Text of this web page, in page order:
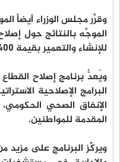
وقرَّر مجلس الوزراء أيضاً
الموجَّه بالنتائج حول
للإنشاء والتعمير بقيمة 400 مليون دولار.
ويُعدُّ برنامج إصلاح
البرامج الإصلاحية
الإنفاق الصحي
المقدمة للمواطنين.
ويركِّز البرنامج على مزيد